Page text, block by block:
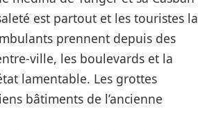
est partout et les touristes la
prennent depuis des
ville, les boulevards et la
lamentable. Les grottes
bâtiments de l’ancienne